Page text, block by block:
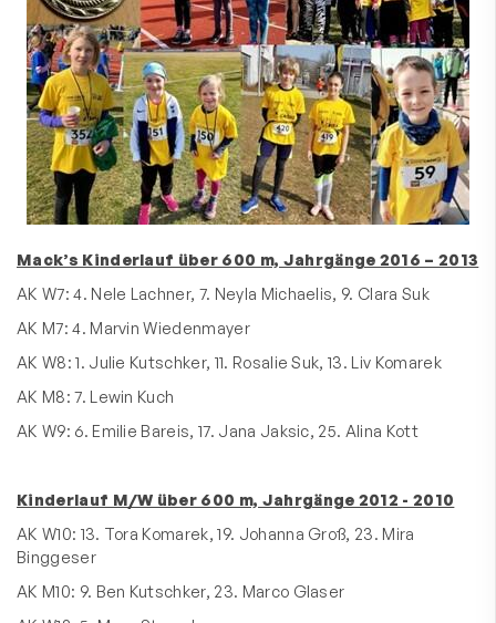
Mack’s Kinderlauf über 600 m, Jahrgänge 2016 – 2013
AK W7: 4. Nele Lachner, 7. Neyla Michaelis, 9. Clara Suk
AK M7: 4. Marvin Wiedenmayer
AK W8: 1. Julie Kutschker, 11. Rosalie Suk, 13. Liv Komarek
AK M8: 7. Lewin Kuch
AK W9: 6. Emilie Bareis, 17. Jana Jaksic, 25. Alina Kott
Kinderlauf M/W über 600 m, Jahrgänge 2012 - 2010
AK W10: 13. Tora Komarek, 19. Johanna Groß, 23. Mira
Binggeser
AK M10: 9. Ben Kutschker, 23. Marco Glaser